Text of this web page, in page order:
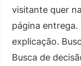
visitante quer
página
explicação.
Busca de